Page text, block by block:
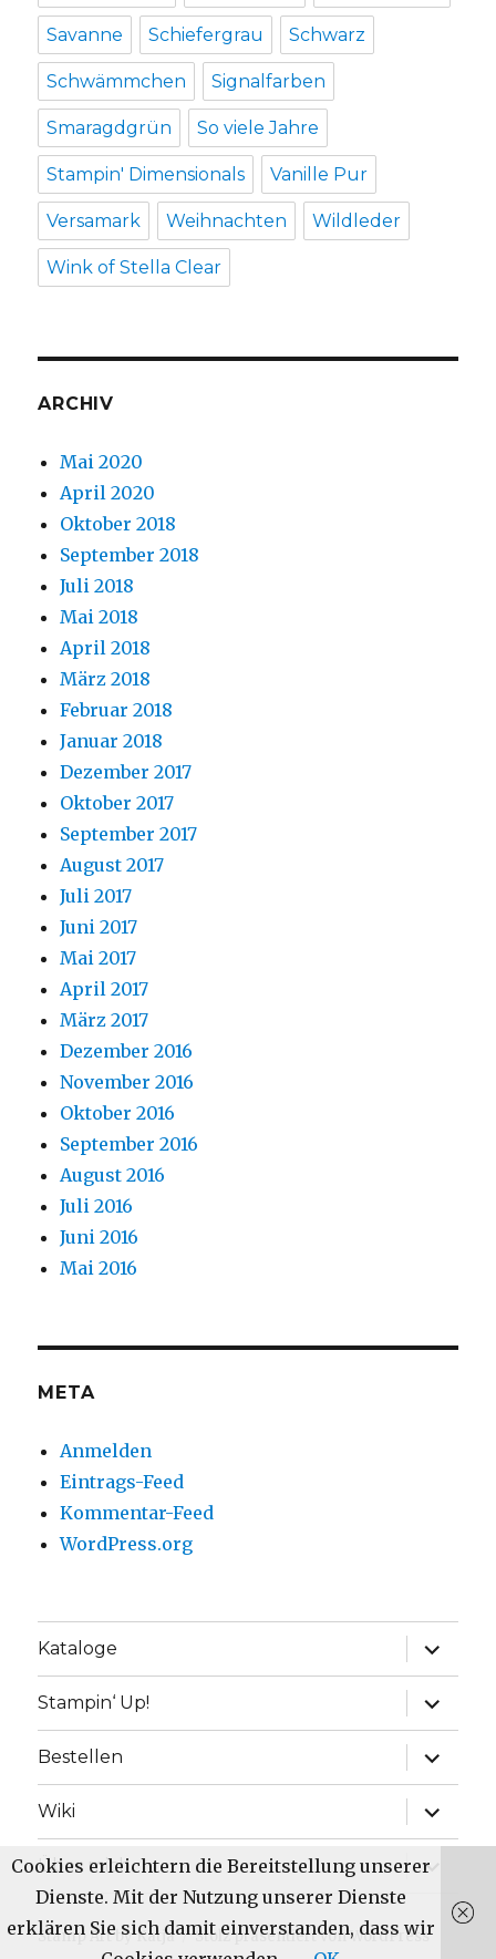
Savanne Schiefergrau Schwarz
Schwämmchen Signalfarben
Smaragdgrün So viele Jahre
Stampin' Dimensionals Vanille Pur
Versamark Weihnachten Wildleder
Wink of Stella Clear
ARCHIV
Mai 2020
April 2020
Oktober 2018
September 2018
Juli 2018
Mai 2018
April 2018
März 2018
Februar 2018
Januar 2018
Dezember 2017
Oktober 2017
September 2017
August 2017
Juli 2017
Juni 2017
Mai 2017
April 2017
März 2017
Dezember 2016
November 2016
Oktober 2016
September 2016
August 2016
Juli 2016
Juni 2016
Mai 2016
META
Anmelden
Eintrags-Feed
Kommentar-Feed
WordPress.org
Kataloge
Stampin‘ Up!
Bestellen
Wiki
Über mich
Stamp Art by Katja Stolz präsentiert von WordPress
Cookies erleichtern die Bereitstellung unserer
Dienste. Mit der Nutzung unserer Dienste
erklären Sie sich damit einverstanden, dass wir